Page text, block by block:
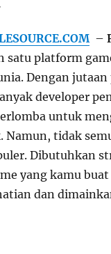
–
satu platform
Dengan
developer
untuk
Namun, tidak
Dibutuhkan
yang kamu
dan